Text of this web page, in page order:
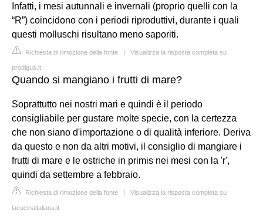
Infatti, i mesi autunnali e invernali (proprio quelli con la
“R”) coincidono con i periodi riproduttivi, durante i quali
questi molluschi risultano meno saporiti.
Richiesta di rimozione della fonte | Visualizza la risposta completa su
prodigus.it
Quando si mangiano i frutti di mare?
Soprattutto nei nostri mari e quindi è il periodo
consigliabile per gustare molte specie, con la certezza
che non siano d'importazione o di qualità inferiore. Deriva
da questo e non da altri motivi, il consiglio di mangiare i
frutti di mare e le ostriche in primis nei mesi con la 'r',
quindi da settembre a febbraio.
Richiesta di rimozione della fonte | Visualizza la risposta completa su
lacucinaitaliana.it